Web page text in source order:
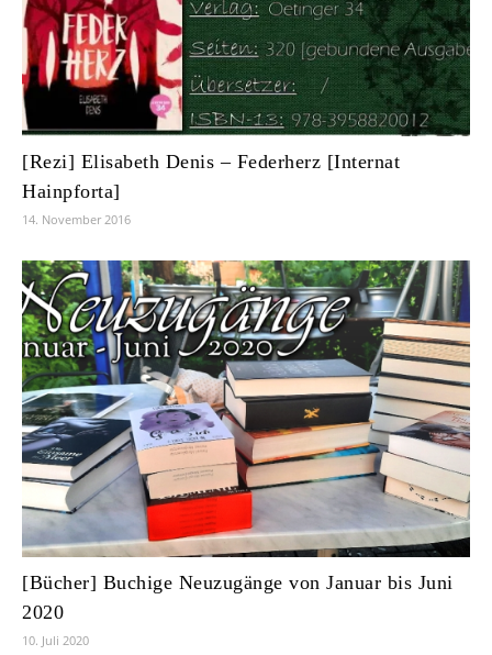
[Rezi] Elisabeth Denis – Federherz [Internat
Hainpforta]
14. November 2016
[Bücher] Buchige Neuzugänge von Januar bis Juni
2020
10. Juli 2020